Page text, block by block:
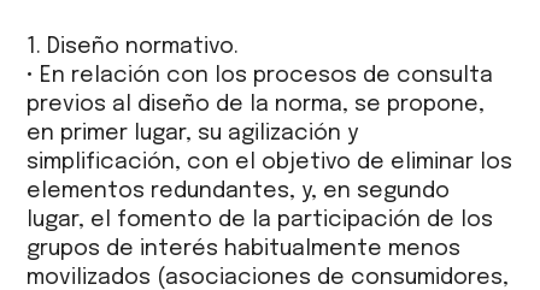
1. Diseño normativo.
• En relación con los procesos de consulta
previos al diseño de la norma, se propone,
en primer lugar, su agilización y
simplificación, con el objetivo de eliminar los
elementos redundantes, y, en segundo
lugar, el fomento de la participación de los
grupos de interés habitualmente menos
movilizados (asociaciones de consumidores,